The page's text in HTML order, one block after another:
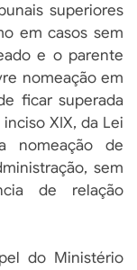
superiores
em casos sem
e o parente
nomeação em
ficar superada
XIX, da Lei
nomeação de
sem
de relação
do Ministério